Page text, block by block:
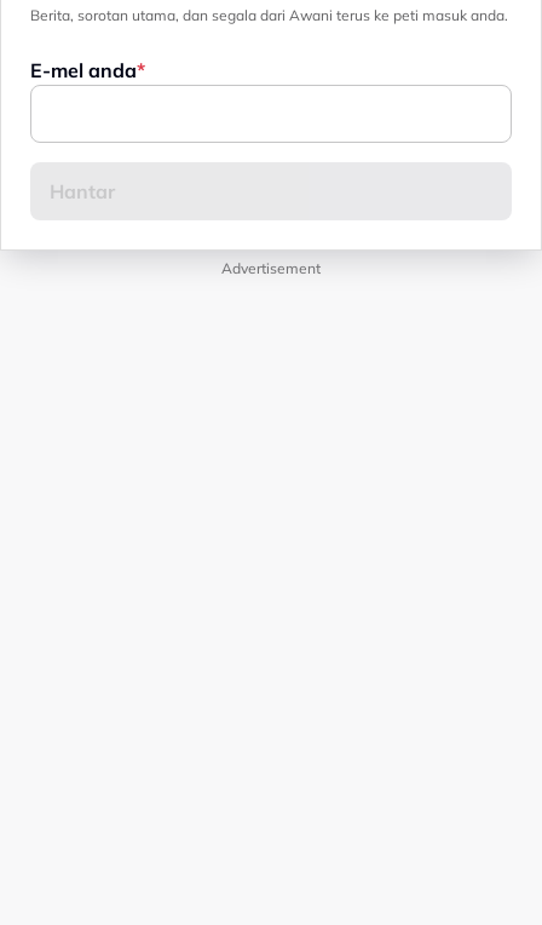
Berita, sorotan utama, dan segala dari Awani terus ke peti masuk anda.
E-mel anda
Advertisement